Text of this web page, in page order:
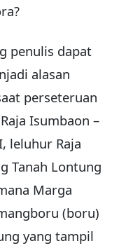
penulis dapat
alasan
perseteruan
Isumbaon –
leluhur Raja
Tanah Lontung
Marga
(boru)
yang tampil